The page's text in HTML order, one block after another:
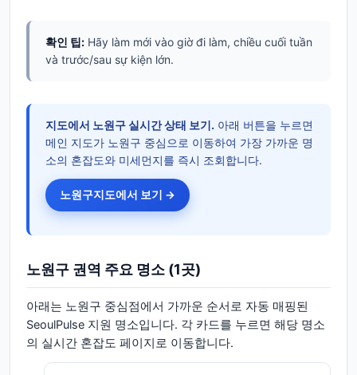
확인 팁: Hãy làm mới vào giờ đi làm, chiều cuối tuần
và trước/sau sự kiện lớn.
지도에서 노원구 실시간 상태 보기. 아래 버튼을 누르면
메인 지도가 노원구 중심으로 이동하여 가장 가까운 명
소의 혼잡도와 미세먼지를 즉시 조회합니다.
노원구지도에서 보기 →
노원구 권역 주요 명소 (1곳)
아래는 노원구 중심점에서 가까운 순서로 자동 매핑된
SeoulPulse 지원 명소입니다. 각 카드를 누르면 해당 명소
의 실시간 혼잡도 페이지로 이동합니다.